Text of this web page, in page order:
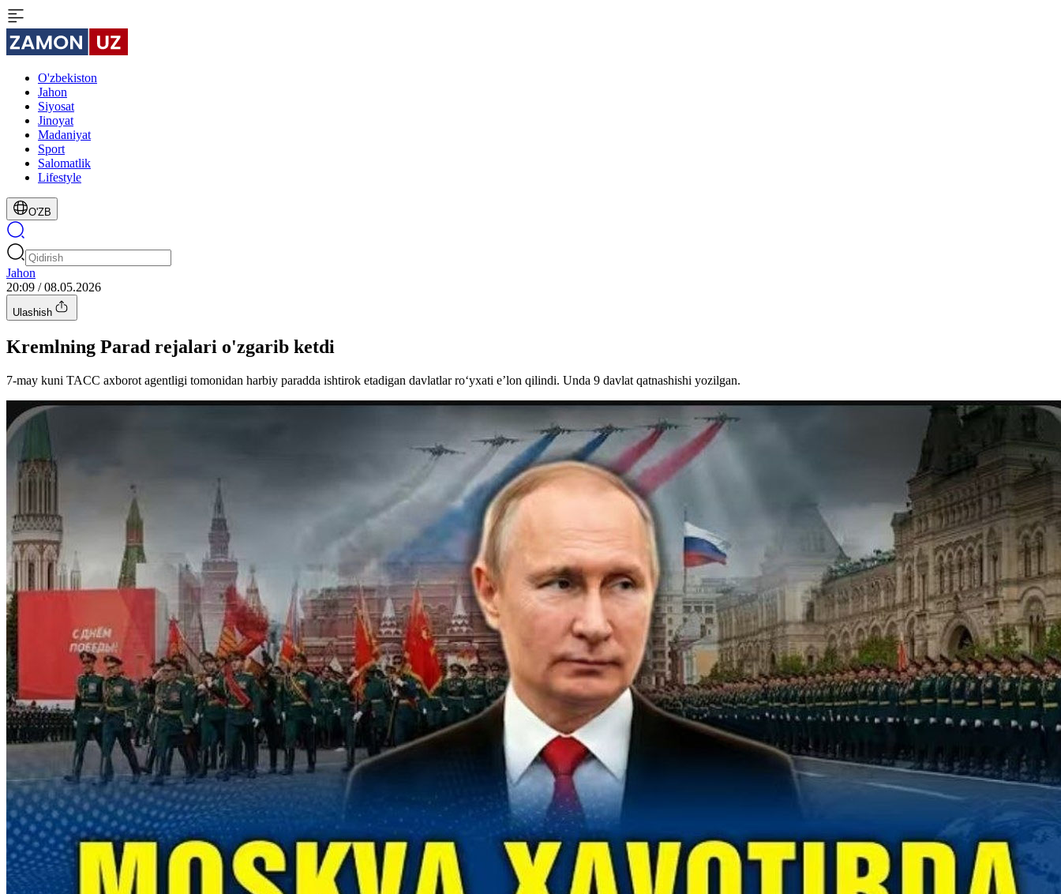
O'zbekiston
Jahon
Siyosat
Jinoyat
Madaniyat
Sport
Salomatlik
Lifestyle
O'ZB
Jahon
20:09 / 08.05.2026
Ulashish
Kremlning Parad rejalari o'zgarib ketdi
7-may kuni TACC axborot agentligi tomonidan harbiy paradda ishtirok etadigan davlatlar ro‘yxati e’lon qilindi. Unda 9 davlat qatnashishi yozilgan.